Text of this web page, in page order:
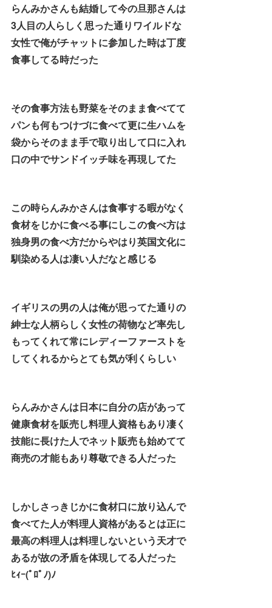
らんみかさんも結婚して今の旦那さんは
3人目の人らしく思った通りワイルドな
女性で俺がチャットに参加した時は丁度
食事してる時だった
その食事方法も野菜をそのまま食べてて
パンも何もつけづに食べて更に生ハムを
袋からそのまま手で取り出して口に入れ
口の中でサンドイッチ味を再現してた
この時らんみかさんは食事する暇がなく
食材をじかに食べる事にしこの食べ方は
独身男の食べ方だからやはり英国文化に
馴染める人は凄い人だなと感じる
イギリスの男の人は俺が思ってた通りの
紳士な人柄らしく女性の荷物など率先し
もってくれて常にレディーファーストを
してくれるからとても気が利くらしい
らんみかさんは日本に自分の店があって
健康食材を販売し料理人資格もあり凄く
技能に長けた人でネット販売も始めてて
商売の才能もあり尊敬できる人だった
しかしさっきじかに食材口に放り込んで
食べてた人が料理人資格があるとは正に
最高の料理人は料理しないという天才で
あるが故の矛盾を体現してる人だった
ﾋｨｰ(ﾟﾛﾟﾉ)ﾉ